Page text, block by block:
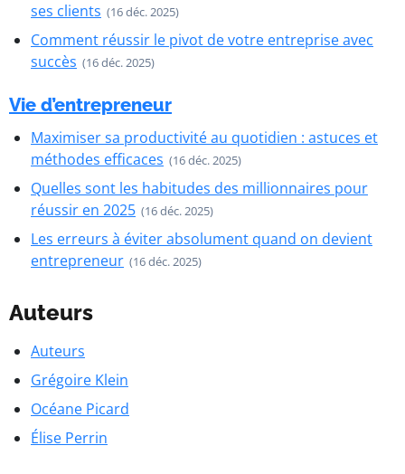
ses clients (16 déc. 2025)
Comment réussir le pivot de votre entreprise avec
succès (16 déc. 2025)
Vie d’entrepreneur
Maximiser sa productivité au quotidien : astuces et
méthodes efficaces (16 déc. 2025)
Quelles sont les habitudes des millionnaires pour
réussir en 2025 (16 déc. 2025)
Les erreurs à éviter absolument quand on devient
entrepreneur (16 déc. 2025)
Auteurs
Auteurs
Grégoire Klein
Océane Picard
Élise Perrin